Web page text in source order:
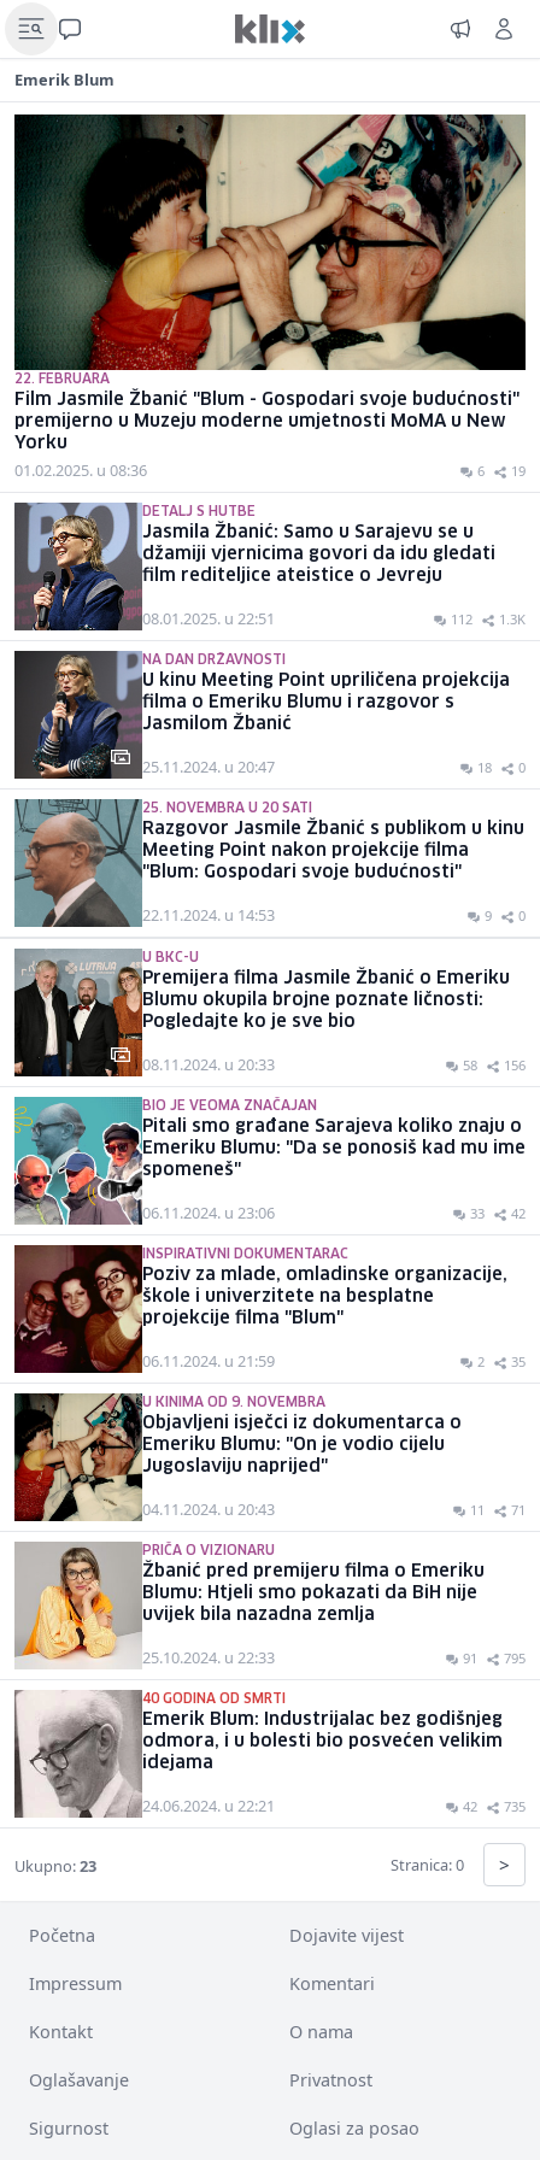
Emerik Blum
22. FEBRUARA
Film Jasmile Žbanić "Blum - Gospodari svoje budućnosti"
premijerno u Muzeju moderne umjetnosti MoMA u New
Yorku
01.02.2025. u 08:36 6 19
DETALJ S HUTBE
Jasmila Žbanić: Samo u Sarajevu se u
džamiji vjernicima govori da idu gledati
film rediteljice ateistice o Jevreju
08.01.2025. u 22:51 112 1.3K
NA DAN DRŽAVNOSTI
U kinu Meeting Point upriličena projekcija
filma o Emeriku Blumu i razgovor s
Jasmilom Žbanić
25.11.2024. u 20:47 18 0
25. NOVEMBRA U 20 SATI
Razgovor Jasmile Žbanić s publikom u kinu
Meeting Point nakon projekcije filma
"Blum: Gospodari svoje budućnosti"
22.11.2024. u 14:53 9 0
U BKC-U
Premijera filma Jasmile Žbanić o Emeriku
Blumu okupila brojne poznate ličnosti:
Pogledajte ko je sve bio
08.11.2024. u 20:33 58 156
BIO JE VEOMA ZNAČAJAN
Pitali smo građane Sarajeva koliko znaju o
Emeriku Blumu: "Da se ponosiš kad mu ime
spomeneš"
06.11.2024. u 23:06 33 42
INSPIRATIVNI DOKUMENTARAC
Poziv za mlade, omladinske organizacije,
škole i univerzitete na besplatne
projekcije filma "Blum"
06.11.2024. u 21:59 2 35
U KINIMA OD 9. NOVEMBRA
Objavljeni isječci iz dokumentarca o
Emeriku Blumu: "On je vodio cijelu
Jugoslaviju naprijed"
04.11.2024. u 20:43 11 71
PRIČA O VIZIONARU
Žbanić pred premijeru filma o Emeriku
Blumu: Htjeli smo pokazati da BiH nije
uvijek bila nazadna zemlja
25.10.2024. u 22:33 91 795
40 GODINA OD SMRTI
Emerik Blum: Industrijalac bez godišnjeg
odmora, i u bolesti bio posvećen velikim
idejama
24.06.2024. u 22:21 42 735
Ukupno:23 Stranica: 0 >
Početna Dojavite vijest
Impressum Komentari
Kontakt O nama
Oglašavanje Privatnost
Sigurnost Oglasi za posao